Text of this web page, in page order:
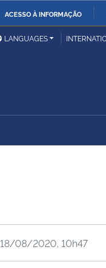
ACESSO À INFORMAÇÃO
das Relações
LANGUAGES
18/08/2020, 10h47